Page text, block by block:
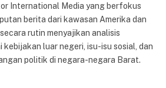
International Media yang berfokus
berita dari kawasan Amerika dan
secara rutin menyajikan analisis
kebijakan luar negeri, isu-isu sosial, dan
politik di negara-negara Barat.